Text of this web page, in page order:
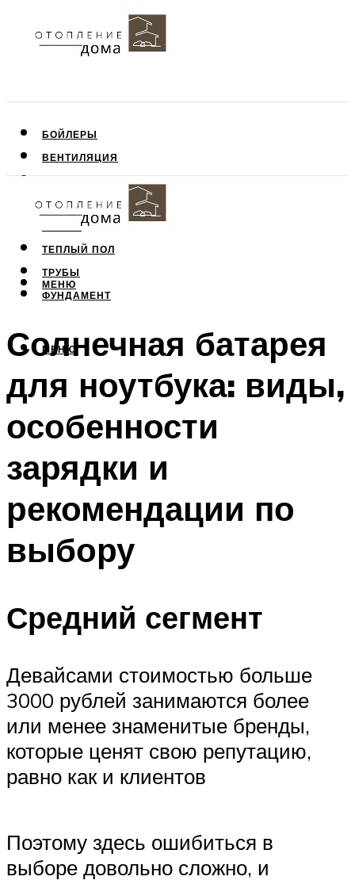
БОЙЛЕРЫ
ВЕНТИЛЯЦИЯ
ПОТОЛОК
СТЕНЫ
ТЕПЛЫЙ ПОЛ
ТРУБЫ
ФУНДАМЕНТ
МЕНЮ
МЕНЮ
Солнечная батарея
для ноутбука: виды,
особенности
зарядки и
рекомендации по
выбору
Средний сегмент
Девайсами стоимостью больше
3000 рублей занимаются более
или менее знаменитые бренды,
которые ценят свою репутацию,
равно как и клиентов
Поэтому здесь ошибиться в
выборе довольно сложно, и